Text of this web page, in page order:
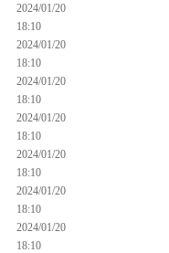
2024/01/20
18:10
2024/01/20
18:10
2024/01/20
18:10
2024/01/20
18:10
2024/01/20
18:10
2024/01/20
18:10
2024/01/20
18:10